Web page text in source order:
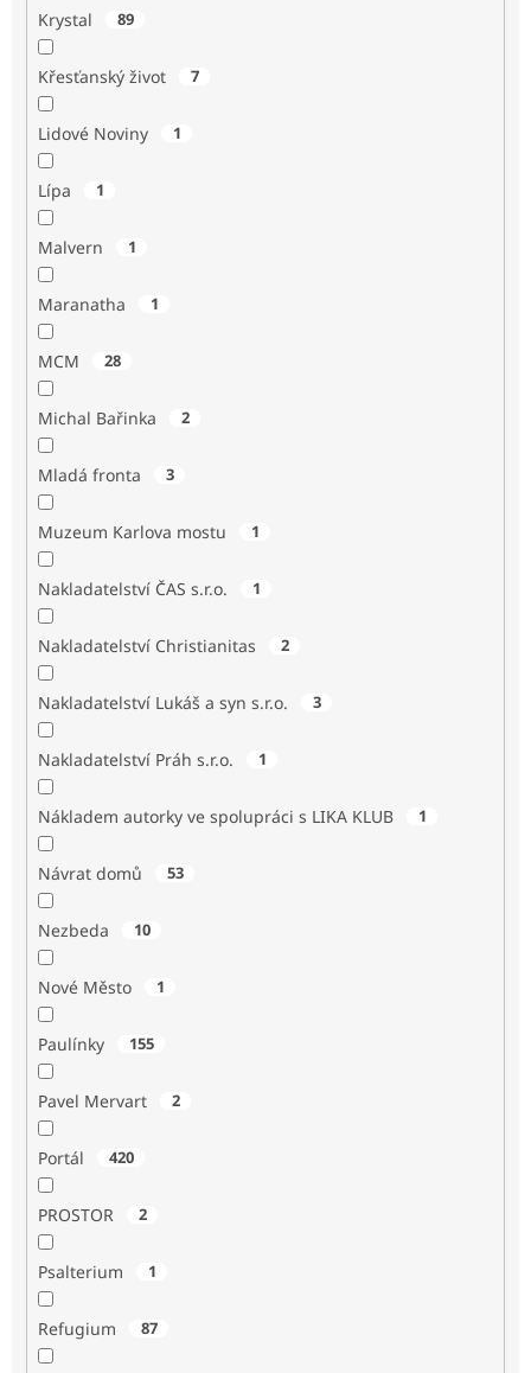
Krystal 89
Křesťanský život 7
Lidové Noviny 1
Lípa 1
Malvern 1
Maranatha 1
MCM 28
Michal Bařinka 2
Mladá fronta 3
Muzeum Karlova mostu 1
Nakladatelství ČAS s.r.o. 1
Nakladatelství Christianitas 2
Nakladatelství Lukáš a syn s.r.o. 3
Nakladatelství Práh s.r.o. 1
Nákladem autorky ve spolupráci s LIKA KLUB 1
Návrat domů 53
Nezbeda 10
Nové Město 1
Paulínky 155
Pavel Mervart 2
Portál 420
PROSTOR 2
Psalterium 1
Refugium 87